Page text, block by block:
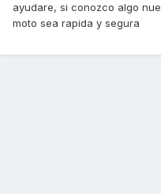
ayudare, si conozco algo
moto sea rapida y segura